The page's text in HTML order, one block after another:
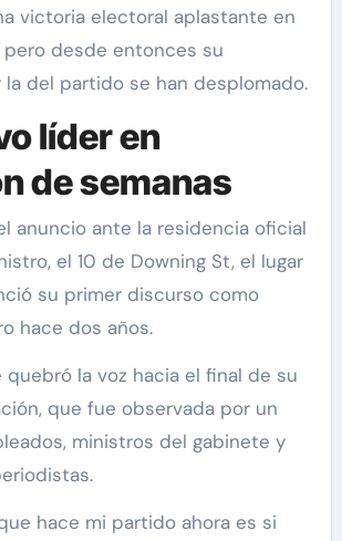
victoria electoral aplastante en
desde entonces su
del partido se han desplomado.
líder en
de semanas
anuncio ante la residencia oficial
el 10 de Downing St, el lugar
su primer discurso como
hace dos años.
quebró la voz hacia el final de su
que fue observada por un
ministros del gabinete y
hace mi partido ahora es si